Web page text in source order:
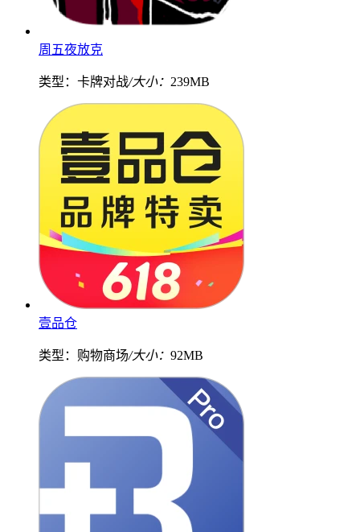
周五夜放克
类型：卡牌对战/大小： 239MB
壹品仓
类型：购物商场/大小： 92MB